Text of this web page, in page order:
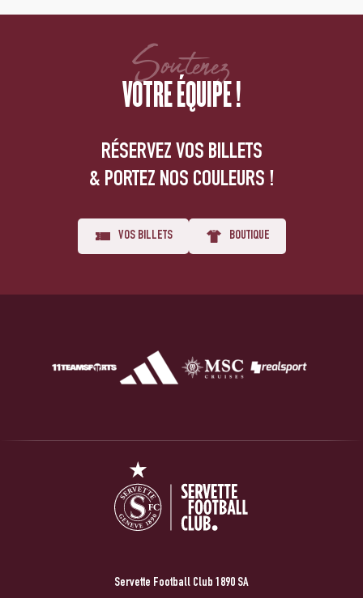
Soutenez
VOTRE ÉQUIPE !
RÉSERVEZ VOS BILLETS
& PORTEZ NOS COULEURS !
VOS BILLETS BOUTIQUE
Servette Football Club 1890 SA